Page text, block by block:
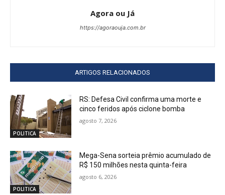
Agora ou Já
https://agoraouja.com.br
ARTIGOS RELACIONADOS
POLITICA
RS: Defesa Civil confirma uma morte e
cinco feridos após ciclone bomba
agosto 7, 2026
POLITICA
Mega-Sena sorteia prêmio acumulado de
R$ 150 milhões nesta quinta-feira
agosto 6, 2026